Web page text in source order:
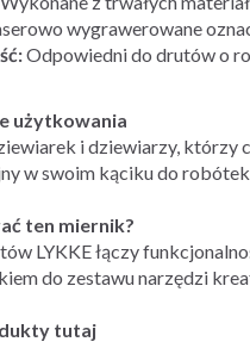
wygrawerowane
Odpowiedni do drutów o
użytkowania
i dziewiarzy,
w swoim kąciku do
ten miernik?
LYKKE łączy
do zestawu narzędzi
tutaj